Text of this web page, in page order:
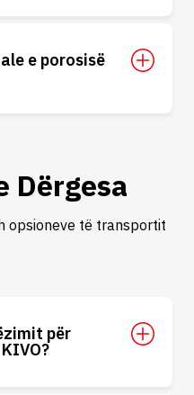
e porosisë
Dërgesa
opsioneve të transportit
për